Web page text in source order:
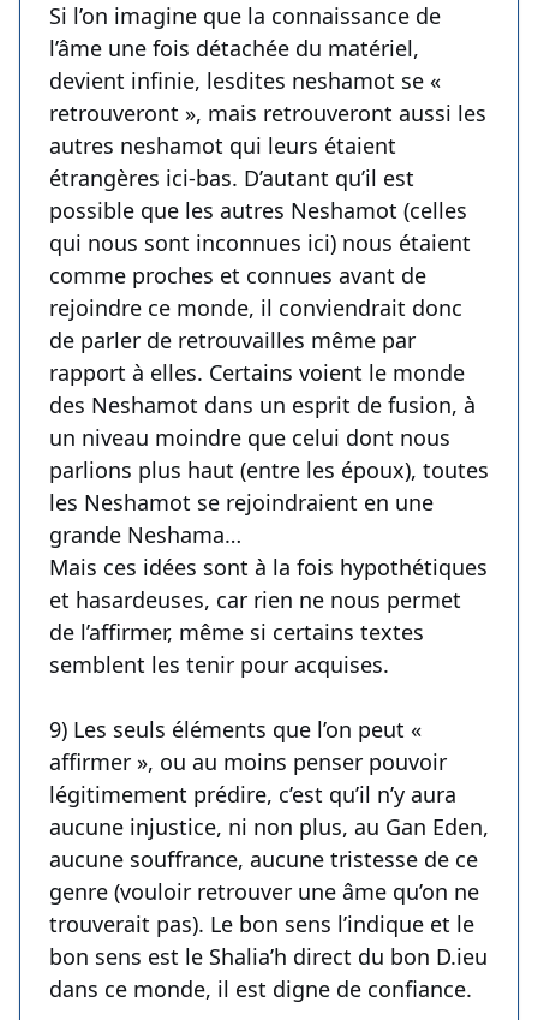
Si l’on imagine que la connaissance de
l’âme une fois détachée du matériel,
devient infinie, lesdites neshamot se «
retrouveront », mais retrouveront aussi les
autres neshamot qui leurs étaient
étrangères ici-bas. D’autant qu’il est
possible que les autres Neshamot (celles
qui nous sont inconnues ici) nous étaient
comme proches et connues avant de
rejoindre ce monde, il conviendrait donc
de parler de retrouvailles même par
rapport à elles. Certains voient le monde
des Neshamot dans un esprit de fusion, à
un niveau moindre que celui dont nous
parlions plus haut (entre les époux), toutes
les Neshamot se rejoindraient en une
grande Neshama…
Mais ces idées sont à la fois hypothétiques
et hasardeuses, car rien ne nous permet
de l’affirmer, même si certains textes
semblent les tenir pour acquises.
9) Les seuls éléments que l’on peut «
affirmer », ou au moins penser pouvoir
légitimement prédire, c’est qu’il n’y aura
aucune injustice, ni non plus, au Gan Eden,
aucune souffrance, aucune tristesse de ce
genre (vouloir retrouver une âme qu’on ne
trouverait pas). Le bon sens l’indique et le
bon sens est le Shalia’h direct du bon D.ieu
dans ce monde, il est digne de confiance.